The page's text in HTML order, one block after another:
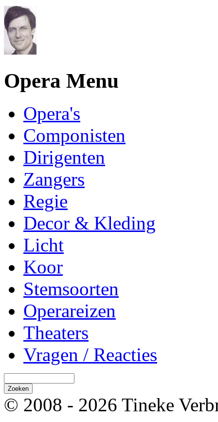
Opera Menu
Opera's
Componisten
Dirigenten
Zangers
Regie
Decor & Kleding
Licht
Koor
Stemsoorten
Operareizen
Theaters
Vragen / Reacties
© 2008 - 2026 Tineke